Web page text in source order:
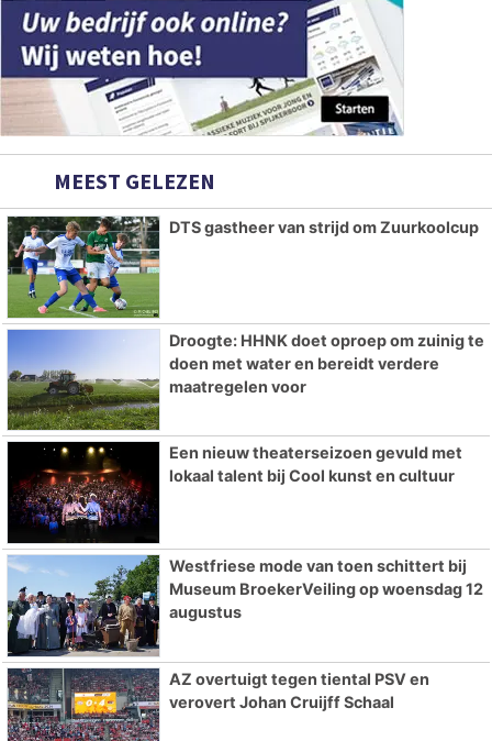
MEEST GELEZEN
DTS gastheer van strijd om Zuurkoolcup
Droogte: HHNK doet oproep om zuinig te
doen met water en bereidt verdere
maatregelen voor
Een nieuw theaterseizoen gevuld met
lokaal talent bij Cool kunst en cultuur
Westfriese mode van toen schittert bij
Museum BroekerVeiling op woensdag 12
augustus
AZ overtuigt tegen tiental PSV en
verovert Johan Cruijff Schaal